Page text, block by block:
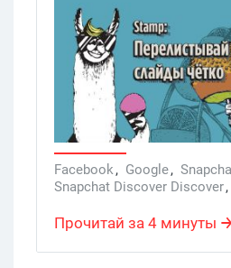
вас ньюз об очередных
Google, которые вот-
появиться в открытом
идёт о технологии,
новостные издания
публикации в стиле
Нет, это не плагиат.
Facebook, Google,
Snapchat Discover Discover,
Прочитай за 4 минуты